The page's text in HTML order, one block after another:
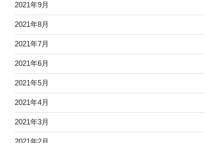
2021年9月
2021年8月
2021年7月
2021年6月
2021年5月
2021年4月
2021年3月
2021年2月